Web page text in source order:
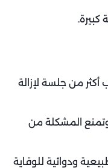
كبيرة.
أكثر من جلسة لإزالة
المشكلة من
ودوائية للوقاية